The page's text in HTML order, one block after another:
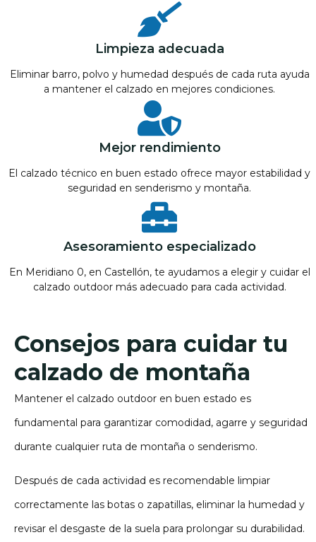
Limpieza adecuada
Eliminar barro, polvo y humedad después de cada ruta ayuda
a mantener el calzado en mejores condiciones.
Mejor rendimiento
El calzado técnico en buen estado ofrece mayor estabilidad y
seguridad en senderismo y montaña.
Asesoramiento especializado
En Meridiano 0, en Castellón, te ayudamos a elegir y cuidar el
calzado outdoor más adecuado para cada actividad.
Consejos para cuidar tu
calzado de montaña
Mantener el calzado outdoor en buen estado es
fundamental para garantizar comodidad, agarre y seguridad
durante cualquier ruta de montaña o senderismo.
Después de cada actividad es recomendable limpiar
correctamente las botas o zapatillas, eliminar la humedad y
revisar el desgaste de la suela para prolongar su durabilidad.